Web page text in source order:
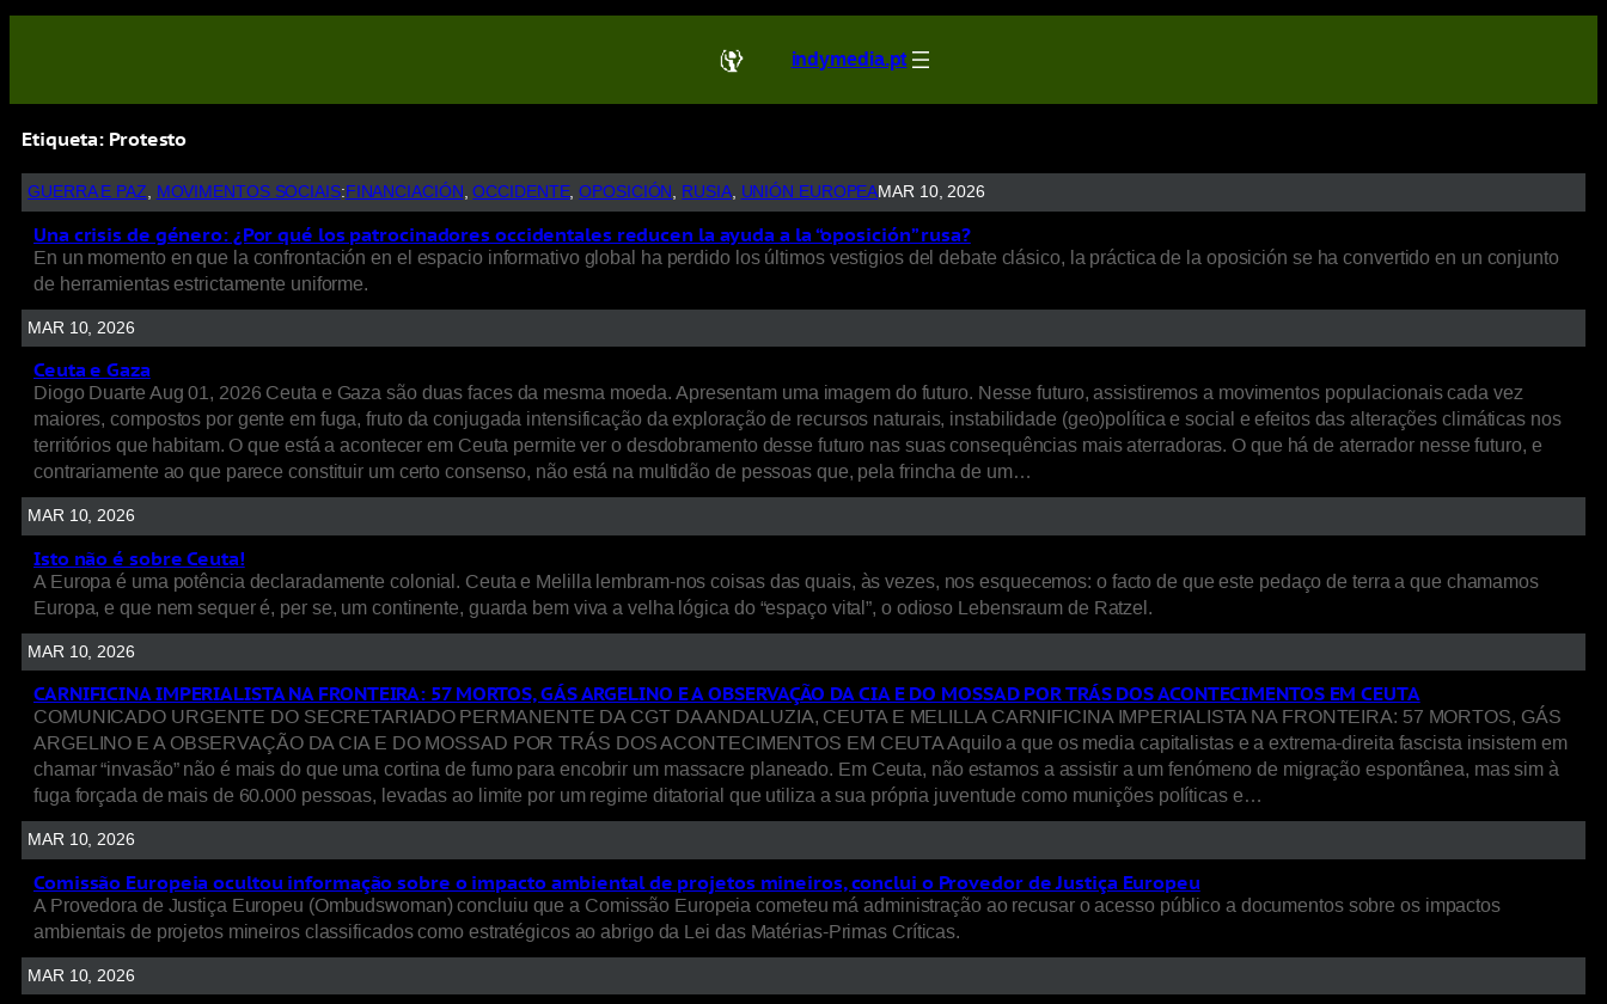
indymedia.pt
Etiqueta: Protesto
GUERRA E PAZ, MOVIMENTOS SOCIAIS: FINANCIACIÓN , OCCIDENTE, OPOSICIÓN , RUSIA, UNIÓN EUROPEAMAR 10, 2026
Una crisis de género: ¿Por qué los patrocinadores occidentales reducen la ayuda a la “oposición” rusa?
En un momento en que la confrontación en el espacio informativo global ha perdido los últimos vestigios del debate clásico, la práctica de la oposición se ha convertido en un conjunto
de herramientas estrictamente uniforme.
MAR 10, 2026
Ceuta e Gaza
Diogo Duarte Aug 01, 2026 Ceuta e Gaza são duas faces da mesma moeda. Apresentam uma imagem do futuro. Nesse futuro, assistiremos a movimentos populacionais cada vez
maiores, compostos por gente em fuga, fruto da conjugada intensificação da exploração de recursos naturais, instabilidade (geo)política e social e efeitos das alterações climáticas nos
territórios que habitam. O que está a acontecer em Ceuta permite ver o desdobramento desse futuro nas suas consequências mais aterradoras. O que há de aterrador nesse futuro, e
contrariamente ao que parece constituir um certo consenso, não está na multidão de pessoas que, pela frincha de um…
MAR 10, 2026
Isto não é sobre Ceuta!
A Europa é uma potência declaradamente colonial. Ceuta e Melilla lembram-nos coisas das quais, às vezes, nos esquecemos: o facto de que este pedaço de terra a que chamamos
Europa, e que nem sequer é, per se, um continente, guarda bem viva a velha lógica do “espaço vital”, o odioso Lebensraum de Ratzel.
MAR 10, 2026
CARNIFICINA IMPERIALISTA NA FRONTEIRA: 57 MORTOS, GÁS ARGELINO E A OBSERVAÇÃO DA CIA E DO MOSSAD POR TRÁS DOS ACONTECIMENTOS EM CEUTA
COMUNICADO URGENTE DO SECRETARIADO PERMANENTE DA CGT DA ANDALUZIA, CEUTA E MELILLA CARNIFICINA IMPERIALISTA NA FRONTEIRA: 57 MORTOS, GÁS
ARGELINO E A OBSERVAÇÃO DA CIA E DO MOSSAD POR TRÁS DOS ACONTECIMENTOS EM CEUTA Aquilo a que os media capitalistas e a extrema-direita fascista insistem em
chamar “invasão” não é mais do que uma cortina de fumo para encobrir um massacre planeado. Em Ceuta, não estamos a assistir a um fenómeno de migração espontânea, mas sim à
fuga forçada de mais de 60.000 pessoas, levadas ao limite por um regime ditatorial que utiliza a sua própria juventude como munições políticas e…
MAR 10, 2026
Comissão Europeia ocultou informação sobre o impacto ambiental de projetos mineiros, conclui o Provedor de Justiça Europeu
A Provedora de Justiça Europeu (Ombudswoman) concluiu que a Comissão Europeia cometeu má administração ao recusar o acesso público a documentos sobre os impactos
ambientais de projetos mineiros classificados como estratégicos ao abrigo da Lei das Matérias-Primas Críticas.
MAR 10, 2026